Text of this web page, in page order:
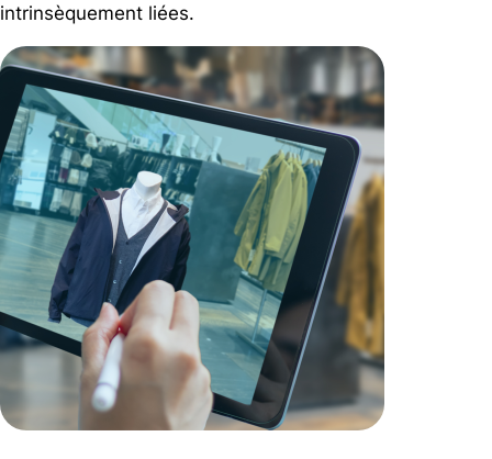
intrinsèquement liées.